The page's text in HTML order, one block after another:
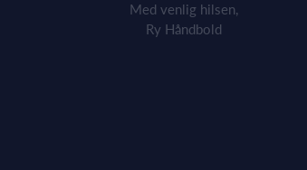
Med venlig hilsen,
Ry Håndbold